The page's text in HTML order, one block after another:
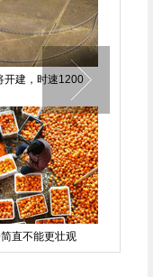
2015北京国际老龄产业博览会在
京开幕
双十一晚会马云压轴助阵 网购交
易额超300亿